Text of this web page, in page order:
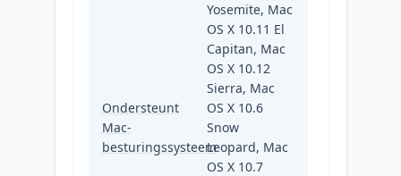
Ondersteunt
Mac-
besturingssysteem
Yosemite, Mac
OS X 10.11 El
Capitan, Mac
OS X 10.12
Sierra, Mac
OS X 10.6
Snow
Leopard, Mac
OS X 10.7